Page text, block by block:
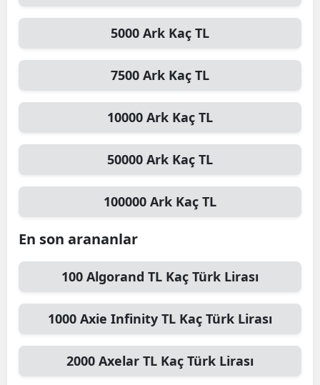
Mersin
İzmir
Kastamonu
Kırklareli
Kırşehir
Kocaeli
5000 Ark Kaç TL
7500 Ark Kaç TL
10000 Ark Kaç TL
50000 Ark Kaç TL
100000 Ark Kaç TL
En son arananlar
100 Algorand TL Kaç Türk Lirası
1000 Axie Infinity TL Kaç Türk Lirası
2000 Axelar TL Kaç Türk Lirası